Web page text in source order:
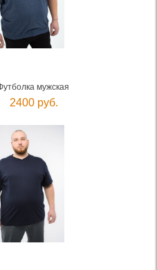
мужская
2400 руб.